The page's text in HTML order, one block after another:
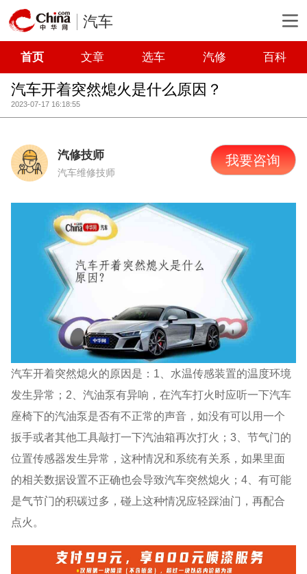
汽车
首页 文章 选车 汽修 百科
汽车开着突然熄火是什么原因？
2023-07-17 16:18:55
汽修技师
汽车维修技师
我要咨询
汽车开着突然熄火的原因是：1、水温传感装置的温度环境
发生异常；2、汽油泵有异响，在汽车打火时应听一下汽车
座椅下的汽油泵是否有不正常的声音，如没有可以用一个
扳手或者其他工具敲打一下汽油箱再次打火；3、节气门的
位置传感器发生异常，这种情况和系统有关系，如果里面
的相关数据设置不正确也会导致汽车突然熄火；4、有可能
是气节门的积碳过多，碰上这种情况应轻踩油门，再配合
点火。